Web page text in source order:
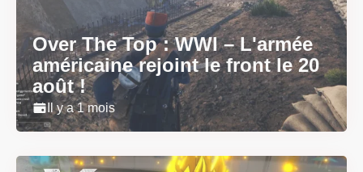
Over The Top : WWI – L'armée
américaine rejoint le front le 20
août !
Il y a 1 mois